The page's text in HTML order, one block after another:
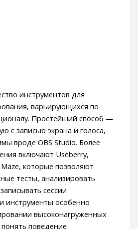
инструментов для
варьирующихся по
Простейший способ —
с записью экрана и голоса,
вроде OBS Studio. Более
включают Useberry,
которые позволяют
тесты, анализировать
сессии
инструменты особенно
высоконагруженных
поведение